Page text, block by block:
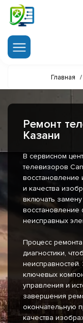
Главная /
Ремонт
Казани
В сервисном
телевизоров
восстановление
и качества
включать
восстановление
неисправных
Процесс
диагностики,
ключевых
управления и
завершения
окончательную
качества